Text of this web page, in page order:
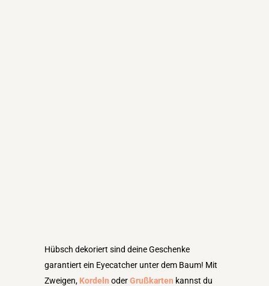
Hübsch dekoriert sind deine Geschenke
garantiert ein Eyecatcher unter dem Baum! Mit
Zweigen, Kordeln oderGrußkarten kannst du